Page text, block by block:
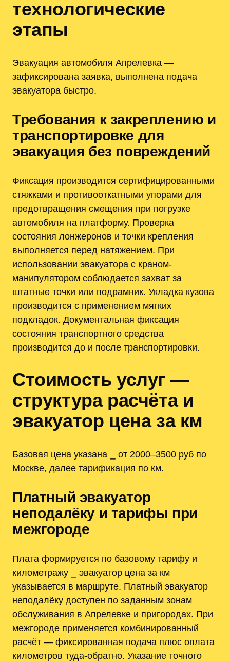
технологические
этапы
Эвакуация автомобиля Апрелевка —
зафиксирована заявка, выполнена подача
эвакуатора быстро.
Требования к закреплению и
транспортировке для
эвакуация без повреждений
Фиксация производится сертифицированными
стяжками и противооткатными упорами для
предотвращения смещения при погрузке
автомобиля на платформу. Проверка
состояния лонжеронов и точки крепления
выполняется перед натяжением. При
использовании эвакуатора с краном-
манипулятором соблюдается захват за
штатные точки или подрамник. Укладка кузова
производится с применением мягких
подкладок. Документальная фиксация
состояния транспортного средства
производится до и после транспортировки.
Стоимость услуг —
структура расчёта и
эвакуатор цена за км
Базовая цена указана ⎯ от 2000–3500 руб по
Москве, далее тарификация по км.
Платный эвакуатор
неподалёку и тарифы при
межгороде
Плата формируется по базовому тарифу и
километражу ⎯ эвакуатор цена за км
указывается в маршруте. Платный эвакуатор
неподалёку доступен по заданным зонам
обслуживания в Апрелевке и пригородах. При
межгороде применяется комбинированный
расчёт — фиксированная подача плюс оплата
километров туда-обратно. Указание точного